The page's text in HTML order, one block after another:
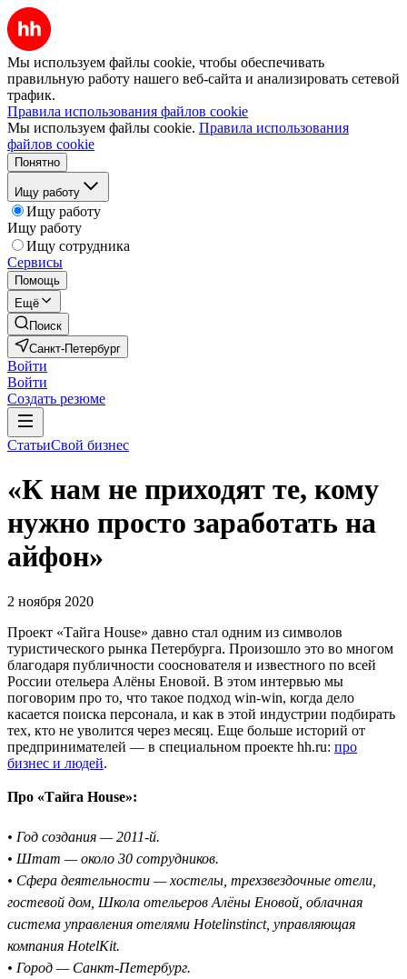
Мы используем файлы cookie, чтобы обеспечивать
правильную работу нашего веб-сайта и анализировать сетевой
трафик.
Правила использования файлов cookie
Мы используем файлы cookie. Правила использования
файлов cookie
Понятно
Ищу работу
Ищу работу
Ищу работу
Ищу сотрудника
Сервисы
Помощь
Ещё
Поиск
Санкт-Петербург
Войти
Войти
Создать резюме
СтатьиСвой бизнес
«К нам не приходят те, кому
нужно просто заработать на
айфон»
2 ноября 2020
Проект «Тайга House» давно стал одним из символов
туристического рынка Петербурга. Произошло это во многом
благодаря публичности сооснователя и известного по всей
России отельера Алёны Еновой. В этом интервью мы
поговорим про то, что такое подход win-win, когда дело
касается поиска персонала, и как в этой индустрии подбирать
тех, кто не уволится через месяц. Еще больше историй от
предпринимателей — в специальном проекте hh.ru: про
бизнес и людей.
Про «Тайга House»:
• Год создания — 2011-й.
• Штат — около 30 сотрудников.
• Сфера деятельности — хостелы, трехзвездочные отели,
гостевой дом, Школа отельеров Алёны Еновой, облачная
система управления отелями Hotelinstinct, управляющая
компания HotelKit.
• Город — Санкт-Петербург.